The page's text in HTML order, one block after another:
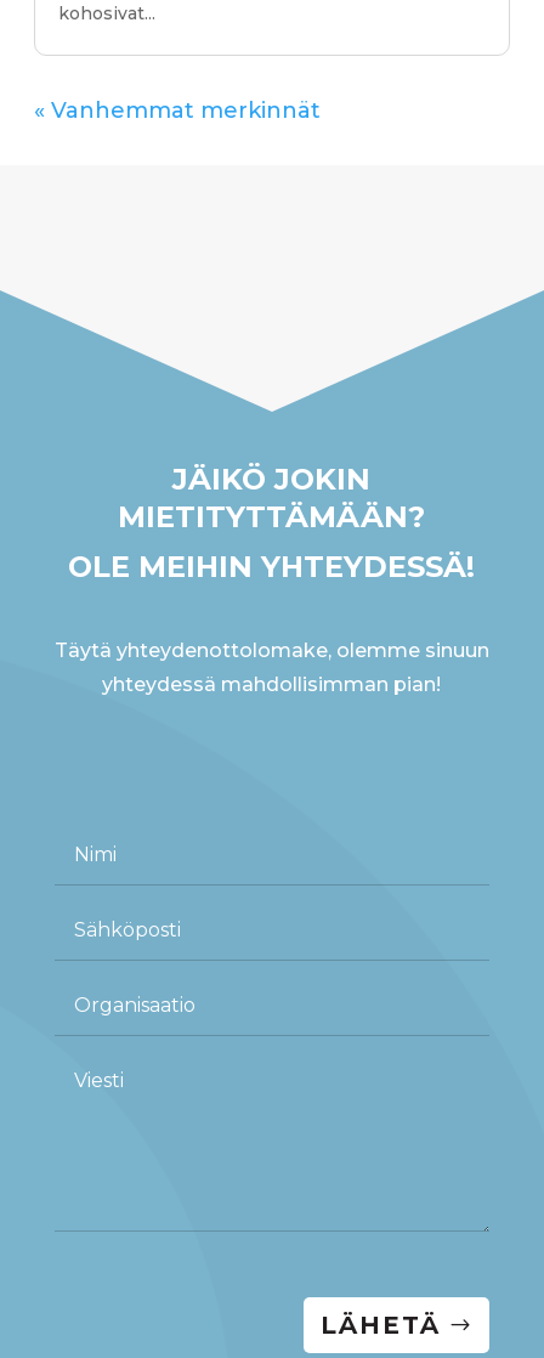
kohosivat...
« Vanhemmat merkinnät
JÄIKÖ JOKIN
MIETITYTTÄMÄÄN?
OLE MEIHIN YHTEYDESSÄ!
Täytä yhteydenottolomake, olemme sinuun
yhteydessä mahdollisimman pian!
LÄHETÄ